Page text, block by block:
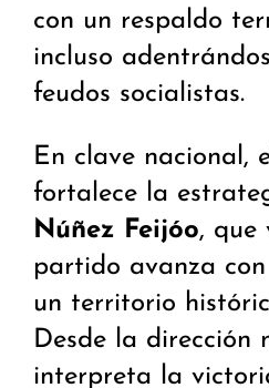
con un respaldo
incluso
feudos socialistas.
En clave nacional,
fortalece la
Núñez Feijóo, que
partido avanza
un territorio
Desde la dirección
interpreta la